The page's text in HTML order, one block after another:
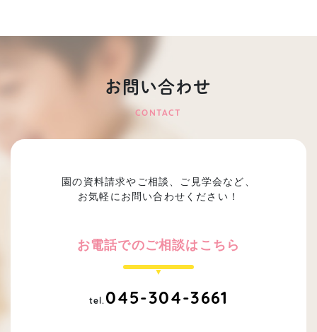
お問い合わせ
CONTACT
園の資料請求やご相談、ご見学会など、
お気軽にお問い合わせください！
お電話でのご相談はこちら
tel. 045-304-3661